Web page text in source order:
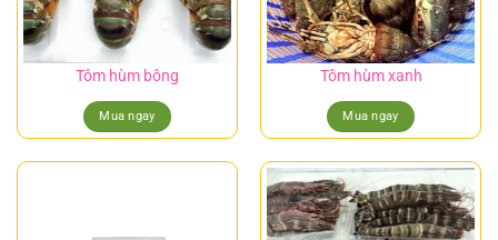
Tôm hùm bông
Mua ngay
Tôm hùm xanh
Mua ngay